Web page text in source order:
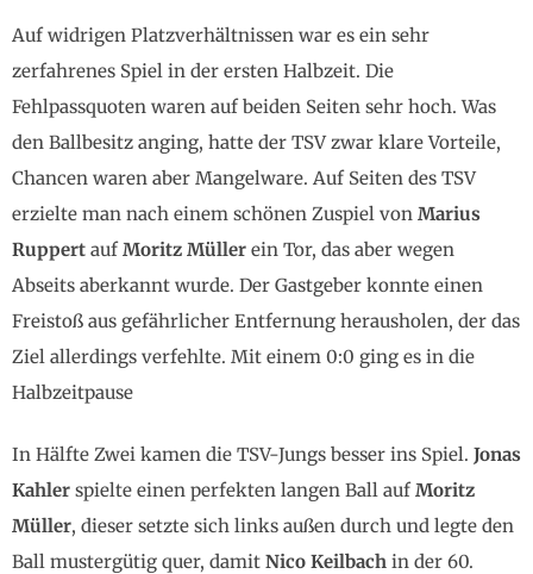
Auf widrigen Platzverhältnissen war es ein sehr
zerfahrenes Spiel in der ersten Halbzeit. Die
Fehlpassquoten waren auf beiden Seiten sehr hoch. Was
den Ballbesitz anging, hatte der TSV zwar klare Vorteile,
Chancen waren aber Mangelware. Auf Seiten des TSV
erzielte man nach einem schönen Zuspiel von Marius
Ruppert aufMoritz Müller ein Tor, das aber wegen
Abseits aberkannt wurde. Der Gastgeber konnte einen
Freistoß aus gefährlicher Entfernung herausholen, der das
Ziel allerdings verfehlte. Mit einem 0:0 ging es in die
Halbzeitpause
In Hälfte Zwei kamen die TSV-Jungs besser ins Spiel. Jonas
Kahler spielte einen perfekten langen Ball aufMoritz
Müller, dieser setzte sich links außen durch und legte den
Ball mustergütig quer, damit Nico Keilbach in der 60.